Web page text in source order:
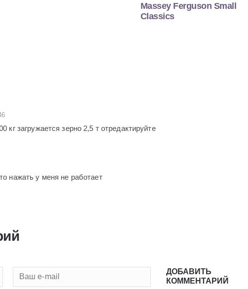
Massey Ferguson Small
Classics
кг загружается зерно 2,5 т отредактируйте
нажать у меня не работает
ДОБАВИТЬ
КОММЕНТАРИЙ